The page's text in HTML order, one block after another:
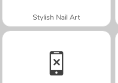
Stylish Nail Art